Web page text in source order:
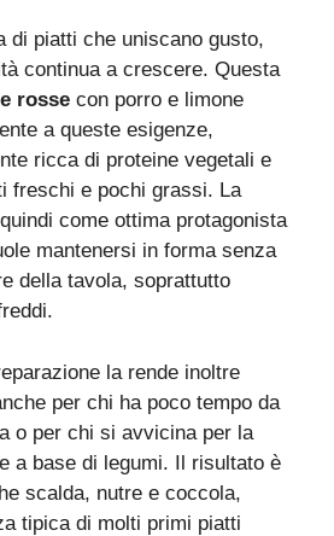
di piatti che uniscano gusto,
continua a crescere. Questa
rosse con porro e limone
a queste esigenze,
ricca di proteine vegetali e
freschi e pochi grassi. La
come ottima protagonista
mantenersi in forma senza
della tavola, soprattutto
la rende inoltre
per chi ha poco tempo da
o per chi si avvicina per la
a base di legumi. Il risultato è
scalda, nutre e coccola,
tipica di molti primi piatti